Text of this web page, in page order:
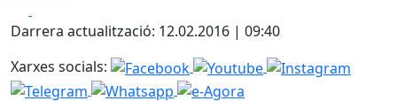
Darrera actualització: 12.02.2016 | 09:40
Xarxes socials: